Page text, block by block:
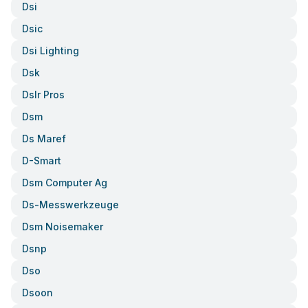
Dsi
Dsic
Dsi Lighting
Dsk
Dslr Pros
Dsm
Ds Maref
D-Smart
Dsm Computer Ag
Ds-Messwerkzeuge
Dsm Noisemaker
Dsnp
Dso
Dsoon